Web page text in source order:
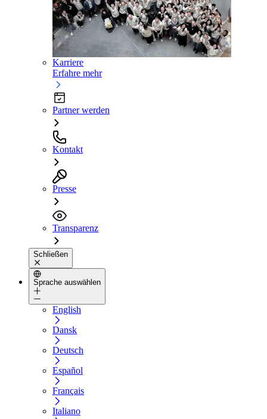
Karriere
Erfahre mehr
Partner werden
Kontakt
Presse
Transparenz
Schließen
Sprache auswählen
English
Dansk
Deutsch
Español
Français
Italiano